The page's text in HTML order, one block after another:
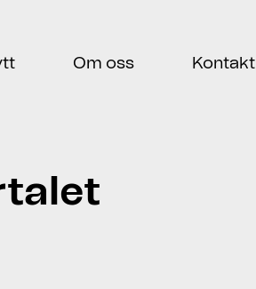
Om oss Kontakt